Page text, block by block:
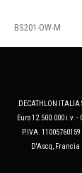
BS201-OW-M
DECATHLON
Euro 12.500.000 i.v. -
P.IVA.
D'Ascq, Francia